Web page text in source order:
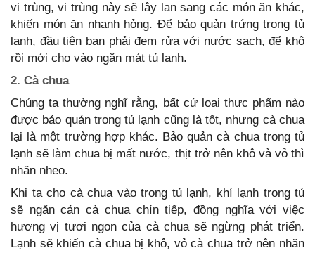
vi trùng, vi trùng này sẽ lây lan sang các món ăn khác,
khiến món ăn nhanh hỏng. Để bảo quản trứng trong tủ
lạnh, đầu tiên bạn phải đem rửa với nước sạch, để khô
rồi mới cho vào ngăn mát tủ lạnh.
2. Cà chua
Chúng ta thường nghĩ rằng, bất cứ loại thực phẩm nào
được bảo quản trong tủ lạnh cũng là tốt, nhưng cà chua
lại là một trường hợp khác. Bảo quản cà chua trong tủ
lạnh sẽ làm chua bị mất nước, thịt trở nên khô và vỏ thì
nhăn nheo.
Khi ta cho cà chua vào trong tủ lạnh, khí lạnh trong tủ
sẽ ngăn cản cà chua chín tiếp, đồng nghĩa với việc
hương vị tươi ngon của cà chua sẽ ngừng phát triển.
Lạnh sẽ khiến cà chua bị khô, vỏ cà chua trở nên nhăn